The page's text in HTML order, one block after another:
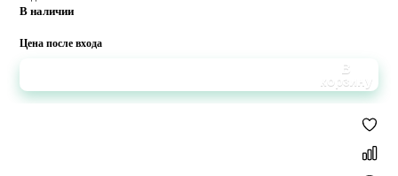
В наличии
Цена после входа
В
корзину